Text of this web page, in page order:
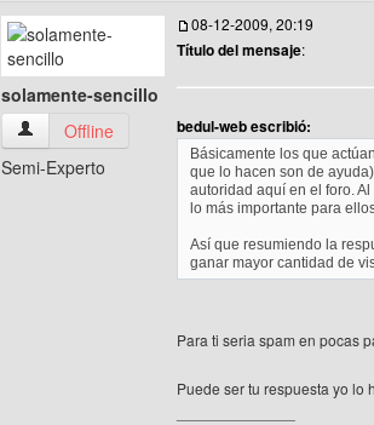
solamente-sencillo
solamente-sencillo Ver perfil del usuario
Offline
Semi-Experto
08-12-2009, 20:19
Título del mensaje:
bedul-web escribió:
Básicamente los que
que lo hacen son de
autoridad aquí en el foro.
lo más importante para
Así que resumiendo la
ganar mayor cantidad de
Para ti seria spam en pocas
Puede ser tu respuesta yo lo